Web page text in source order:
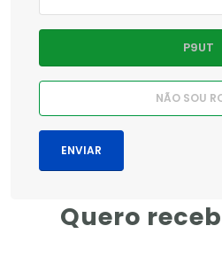
Quero